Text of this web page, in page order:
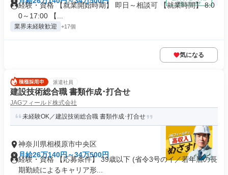
経験・資格 【就業開始時期】 即日～相談可 【就業時間】 8:0
0～17:00 【...
業界未経験歓迎 +17個
気になる
派遣社員
建設技術総合職 書類作成･打合せ
JAGフィールド株式会社
未経験OK／建設技術総合職 書類作成･打合せ
神奈川県相模原市中央区
月給26万140円～34万500円
経験・資格 【応募条件】 39歳以下 (省令3号のイ／若年層の長
期勤続によるキャリア形...